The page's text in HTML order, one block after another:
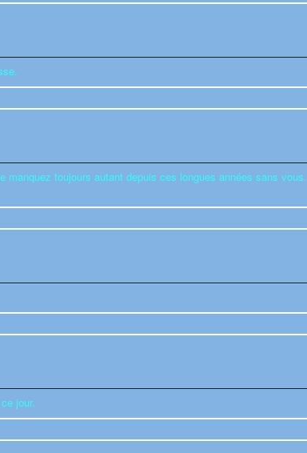
toujours autant depuis ces longues années sans vous.
jour.